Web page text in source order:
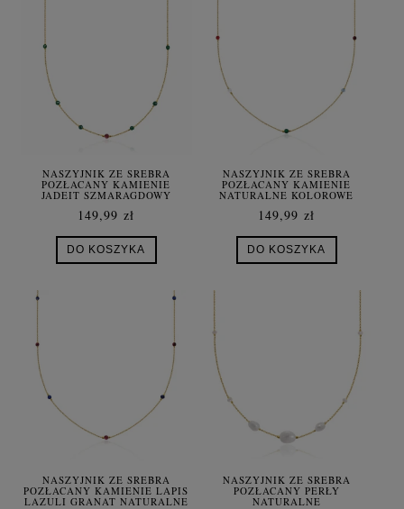
NASZYJNIK ZE SREBRA
POZŁACANY KAMIENIE
JADEIT SZMARAGDOWY
149,99 zł
DO KOSZYKA
NASZYJNIK ZE SREBRA
POZŁACANY KAMIENIE
NATURALNE KOLOROWE
149,99 zł
DO KOSZYKA
NASZYJNIK ZE SREBRA
POZŁACANY KAMIENIE LAPIS
LAZULI GRANAT NATURALNE
NASZYJNIK ZE SREBRA
POZŁACANY PERŁY
NATURALNE